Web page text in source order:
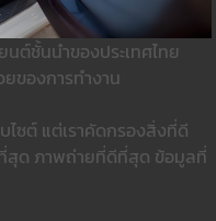
ต์ชั้นนำของประเทศไทย
ของการทำงาน
ไซต์ แต่เราคัดกรองสิ่งที่ดี
ที่สุด ภาพถ่ายที่ดีที่สุด ข้อมูลที่